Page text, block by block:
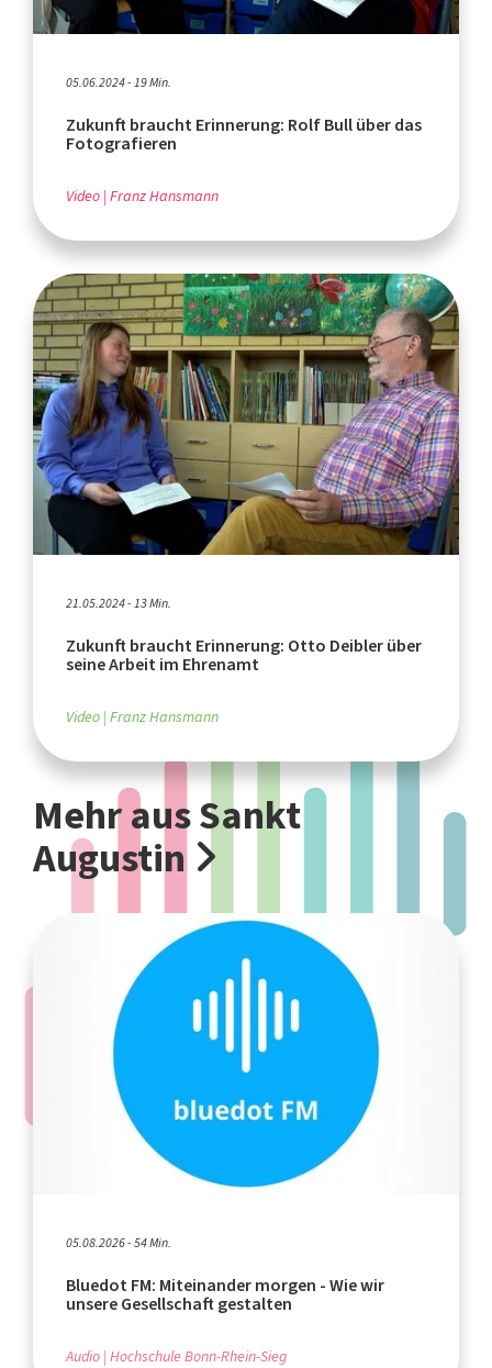
05.06.2024 - 19 Min.
Zukunft braucht Erinnerung: Rolf Bull über das
Fotografieren
Video Franz Hansmann
21.05.2024 - 13 Min.
Zukunft braucht Erinnerung: Otto Deibler über
seine Arbeit im Ehrenamt
Video Franz Hansmann
Mehr aus Sankt
Augustin
05.08.2026 - 54 Min.
Bluedot FM: Miteinander morgen - Wie wir
unsere Gesellschaft gestalten
Audio Hochschule Bonn-Rhein-Sieg